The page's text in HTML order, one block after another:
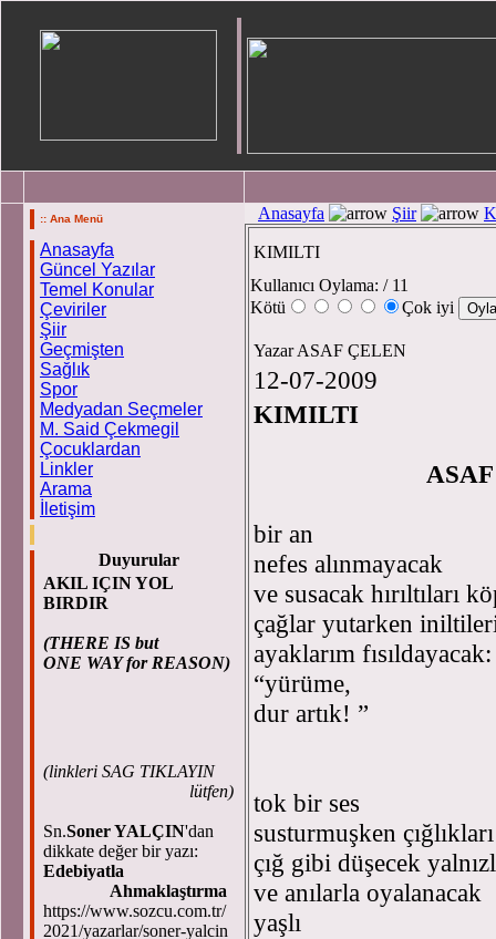
:: Ana Menü
Anasayfa
Güncel Yazılar
Temel Konular
Çeviriler
Şiir
Geçmişten
Sağlık
Spor
Medyadan Seçmeler
M. Said Çekmegil
Çocuklardan
Linkler
Arama
İletişim
Duyurular
AKIL IÇIN YOL
BIRDIR
(THERE IS but
ONE WAY for REASON)
(linkleri SAG TIKLAYIN
lütfen)
Sn.Soner YALÇIN'dan
dikkate değer bir yazı:
Edebiyatla
Ahmaklaştırma
https://www.sozcu.com.tr/
2021/yazarlar/soner-yalcin
Anasayfa Şiir
KIMILTI
Kullanıcı Oylama: / 11
Kötü
Çok iyi
Yazar ASAF ÇELEN
12-07-2009
KIMILTI
bir an
nefes alınmayacak
ve susacak hırıltıları
çağlar yutarken
ayaklarım fısıldayacak:
“yürüme,
dur artık! ”
tok bir ses
susturmuşken çığlıkları
çığ gibi düşecek
ve anılarla oyalanacak
yaşlı